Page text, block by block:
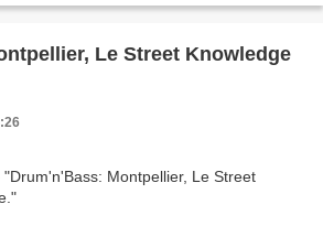
Le Street Knowledge